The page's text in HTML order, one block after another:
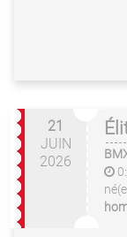
21
JUIN
2026